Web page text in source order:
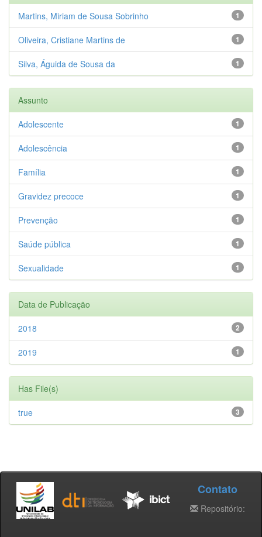
1
Martins, Miriam de Sousa Sobrinho
1
Oliveira, Cristiane Martins de
1
Silva, Águida de Sousa da
Assunto
1
Adolescente
1
Adolescência
1
Família
1
Gravidez precoce
1
Prevenção
1
Saúde pública
1
Sexualidade
Data de Publicação
2
2018
1
2019
Has File(s)
3
true
Contato
Repositório: